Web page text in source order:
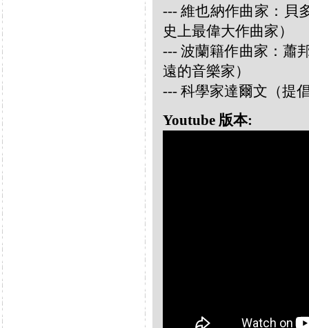
--- 維也納作曲家：貝
史上最偉大作曲家）
--- 波蘭籍作曲家：蕭
遠的音樂家）
--- 科學家達爾文（提
Youtube 版本: